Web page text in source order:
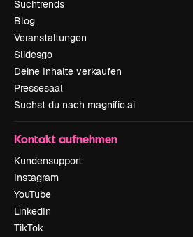
Suchtrends
Blog
Veranstaltungen
Slidesgo
Deine Inhalte verkaufen
Pressesaal
Suchst du nach magnific.ai
Kontakt aufnehmen
Kundensupport
Instagram
YouTube
LinkedIn
TikTok